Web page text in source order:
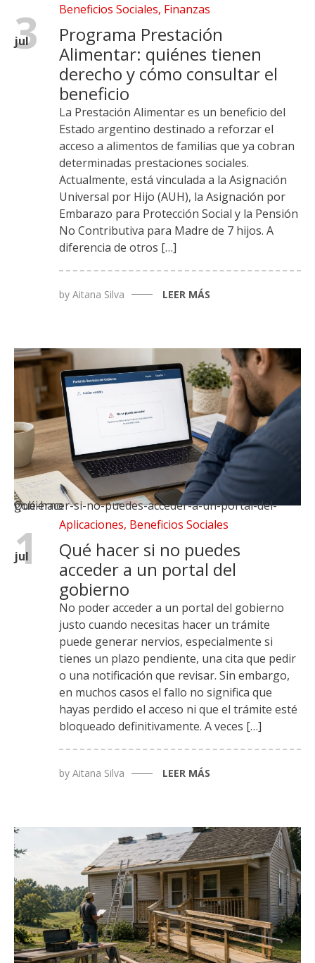
jul
3 Beneficios Sociales, Finanzas
Programa Prestación
Alimentar: quiénes tienen
derecho y cómo consultar el
beneficio
La Prestación Alimentar es un beneficio del
Estado argentino destinado a reforzar el
acceso a alimentos de familias que ya cobran
determinadas prestaciones sociales.
Actualmente, está vinculada a la Asignación
Universal por Hijo (AUH), la Asignación por
Embarazo para Protección Social y la Pensión
No Contributiva para Madre de 7 hijos. A
diferencia de otros […]
byAitana Silva LEER MÁS
Qué-hacer-si-no-puedes-acceder-a-un-portal-del-gobierno
jul
1 Aplicaciones, Beneficios Sociales
Qué hacer si no puedes
acceder a un portal del
gobierno
No poder acceder a un portal del gobierno
justo cuando necesitas hacer un trámite
puede generar nervios, especialmente si
tienes un plazo pendiente, una cita que pedir
o una notificación que revisar. Sin embargo,
en muchos casos el fallo no significa que
hayas perdido el acceso ni que el trámite esté
bloqueado definitivamente. A veces […]
byAitana Silva LEER MÁS